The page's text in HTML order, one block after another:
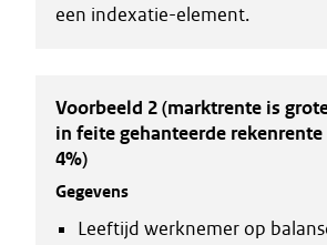
een indexatie-element.
Voorbeeld 2 (marktrente is
in feite gehanteerde
4%)
Gegevens
Leeftijd werknemer op